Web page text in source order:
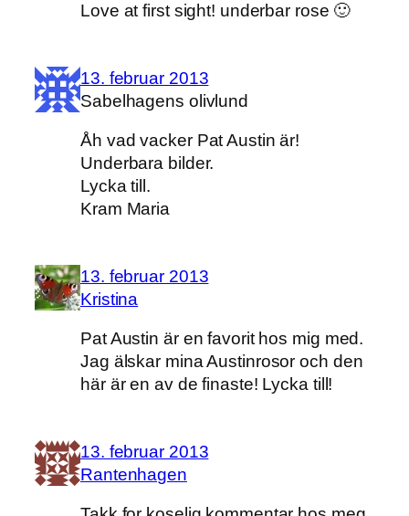
Love at first sight! underbar rose 🙂
13. februar 2013
Sabelhagens olivlund
Åh vad vacker Pat Austin är!
Underbara bilder.
Lycka till.
Kram Maria
13. februar 2013
Kristina
Pat Austin är en favorit hos mig med.
Jag älskar mina Austinrosor och den
här är en av de finaste! Lycka till!
13. februar 2013
Rantenhagen